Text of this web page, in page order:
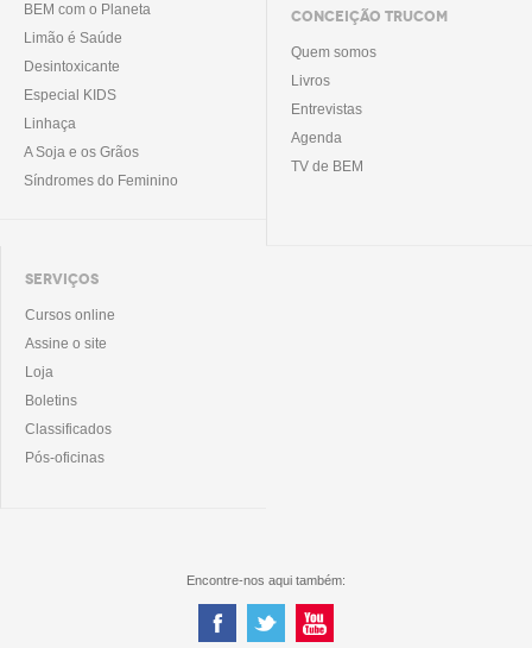
BEM com o Planeta
Limão é Saúde
Desintoxicante
Especial KIDS
Linhaça
A Soja e os Grãos
Síndromes do Feminino
CONCEIÇÃO TRUCOM
Quem somos
Livros
Entrevistas
Agenda
TV de BEM
SERVIÇOS
Cursos online
Assine o site
Loja
Boletins
Classificados
Pós-oficinas
Encontre-nos aqui também: